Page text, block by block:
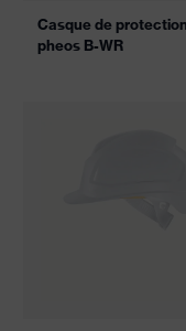
Casque de
pheos B-WR